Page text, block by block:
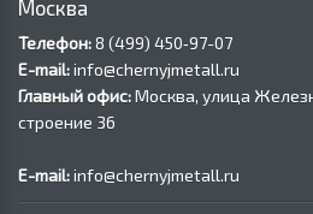
Москва
Телефон:8 (499) 450‑97-07
E-mail:info@chernyjmetall.ru
Главный офис:Москва, улица
строение 36
E-mail:info@chernyjmetall.ru